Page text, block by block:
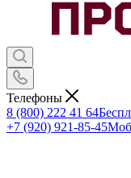
Телефоны
8 (800) 222 41 64
+7 (920) 921-85-45